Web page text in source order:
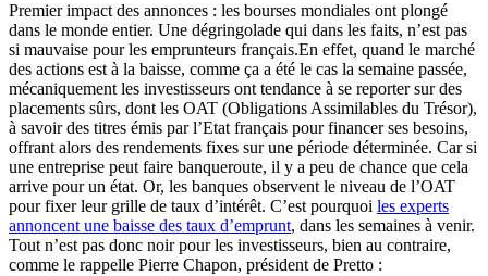
Premier impact des annonces : les bourses mondiales ont plongé
dans le monde entier. Une dégringolade qui dans les faits, n’est pas
si mauvaise pour les emprunteurs français.En effet, quand le marché
des actions est à la baisse, comme ça a été le cas la semaine passée,
mécaniquement les investisseurs ont tendance à se reporter sur des
placements sûrs, dont les OAT (Obligations Assimilables du Trésor),
à savoir des titres émis par l’Etat français pour financer ses besoins,
offrant alors des rendements fixes sur une période déterminée. Car si
une entreprise peut faire banqueroute, il y a peu de chance que cela
arrive pour un état. Or, les banques observent le niveau de l’OAT
pour fixer leur grille de taux d’intérêt. C’est pourquoi les experts
annoncent une baisse des taux d’emprunt, dans les semaines à venir.
Tout n’est pas donc noir pour les investisseurs, bien au contraire,
comme le rappelle Pierre Chapon, président de Pretto :